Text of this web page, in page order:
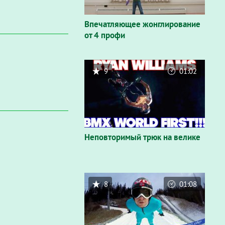
Впечатляющее жонглирование
от 4 профи
Неповторимый трюк на велике
9 01:02
8 01:08